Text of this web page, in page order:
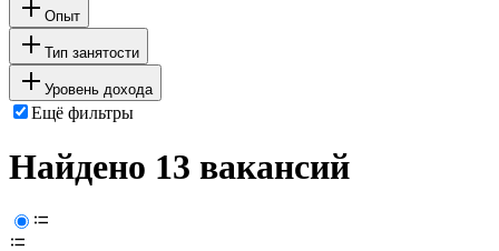
Опыт
Тип занятости
Уровень дохода
Ещё фильтры
Найдено 13 вакансий